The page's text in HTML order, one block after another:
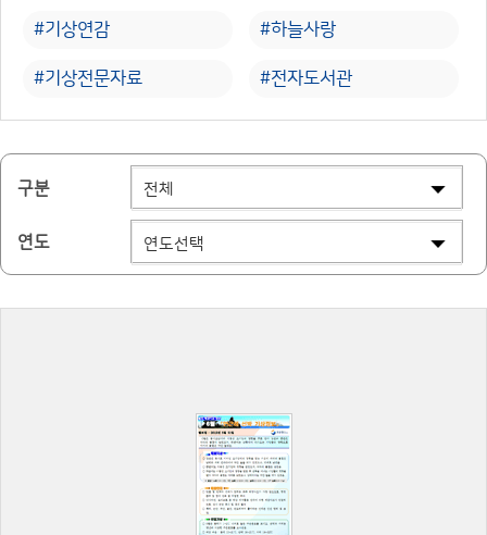
#기상연감 #하늘사랑
#기상전문자료 #전자도서관
구분
연도